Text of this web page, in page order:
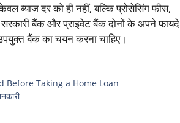
ब्याज दर को ही नहीं, बल्कि प्रोसेसिंग फीस,
सरकारी बैंक और प्राइवेट बैंक दोनों के अपने फायदे
बैंक का चयन करना चाहिए।
Before Taking a Home Loan